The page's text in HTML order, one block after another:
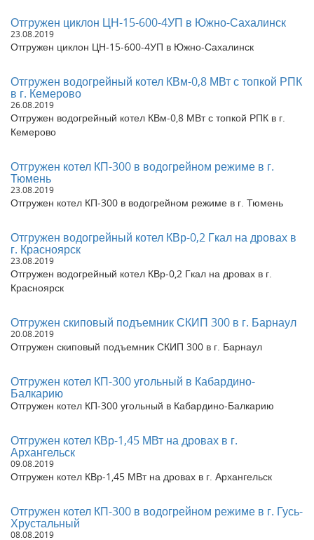
Отгружен Котел на дровах 0,8 Гкал в г. Тверь
области.
край.
Отгружен котел угольный 0,7 МВт в Иркутскую область.
Отгружен водогрейный Котел КВр-0,5 в г. Чита.
Отгружен Батарейный циклон БЦ-2-5х(3+2) в Республику
Хакасия, г. Абакан
Новгородской области
Отгружен Котел водогрейный КВр-1,28 (Алмаз-1,1) в г.
Прокопьевск, Кемеровская область
Отгружен Котел на дровах 0,8 Гкал в Московскую область, г.
Отгружен котел угольный КВ 700 в г. Нижний Новгород
Отгружен паровой котел КП300 в Омскую область, г. Омск
Отгружен Котел на дровах 0,6 Гкал в г. Ярославль
Отгружен КП 300 в Минусинский район
Отгружен газовый водогрейный котел КВа-0,6 в г. Иваново,
Ивановская область.
Отгружены два угольных водогрейных котла КВр-0,15 в
Отгружен котел угольный HeatExpert 0,93 МВт в Смоленскую
область, д. Копыревщина
Отгружен котел угольный 1,0 МВт в г. Златоуст
Отгружен Блок решетки ТШПМ-1,45 в г. Тайшет, Иркутская
область.
Отгрузка золоуловителя ЗУ 0,8 г. Караганда, Республика
Казахстан
Отгружен Котел КПр-0,74 К (КП-1000 угольный) в г. Ангарск
Отгрузка котла КВр-1,1 по техническому заданию (из 76
Отгружен циклон ЦН-15-600-4УП в Южно-Сахалинск
23.08.2019
Отгружен циклон ЦН-15-600-4УП в Южно-Сахалинск
Отгружен водогрейный котел КВм-0,8 МВт с топкой РПК
в г. Кемерово
26.08.2019
Отгружен водогрейный котел КВм-0,8 МВт с топкой РПК в г.
Кемерово
Отгружен котел КП-300 в водогрейном режиме в г.
Тюмень
23.08.2019
Отгружен котел КП-300 в водогрейном режиме в г. Тюмень
Отгружен водогрейный котел КВр-0,2 Гкал на дровах в
г. Красноярск
23.08.2019
Отгружен водогрейный котел КВр-0,2 Гкал на дровах в г.
Красноярск
Отгружен скиповый подъемник СКИП 300 в г. Барнаул
20.08.2019
Отгружен скиповый подъемник СКИП 300 в г. Барнаул
Отгружен котел КП-300 угольный в Кабардино-
Балкарию
Отгружен котел КП-300 угольный в Кабардино-Балкарию
Отгружен котел КВр-1,45 МВт на дровах в г.
Архангельск
09.08.2019
Отгружен котел КВр-1,45 МВт на дровах в г. Архангельск
Отгружен котел КП-300 в водогрейном режиме в г. Гусь-
Хрустальный
08.08.2019